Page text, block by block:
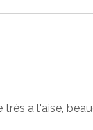
très a l'aise,